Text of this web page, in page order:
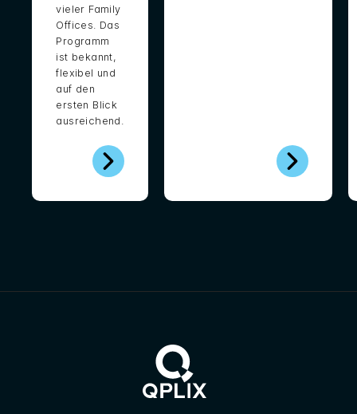
vieler Family
Offices. Das
Programm
ist bekannt,
flexibel und
auf den
ersten Blick
ausreichend.